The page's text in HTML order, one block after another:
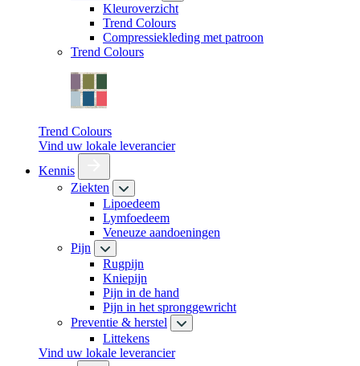
Kleuroverzicht
Trend Colours
Compressiekleding met patroon
Trend Colours
Trend Colours
Vind uw lokale leverancier
Kennis
Ziekten
Lipoedeem
Lymfoedeem
Veneuze aandoeningen
Pijn
Rugpijn
Kniepijn
Pijn in de hand
Pijn in het spronggewricht
Preventie & herstel
Littekens
Vind uw lokale leverancier